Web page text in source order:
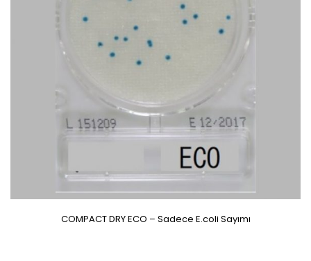
COMPACT DRY ECO – Sadece E.coli Sayımı